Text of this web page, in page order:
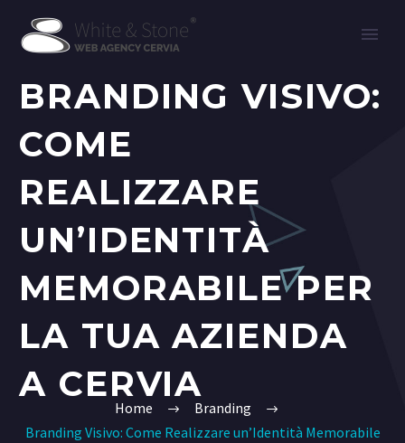
BRANDING VISIVO:
COME
REALIZZARE
UN’IDENTITÀ
MEMORABILE PER
LA TUA AZIENDA
A CERVIA
Home
Branding
Branding Visivo: Come Realizzare un’Identità Memorabile